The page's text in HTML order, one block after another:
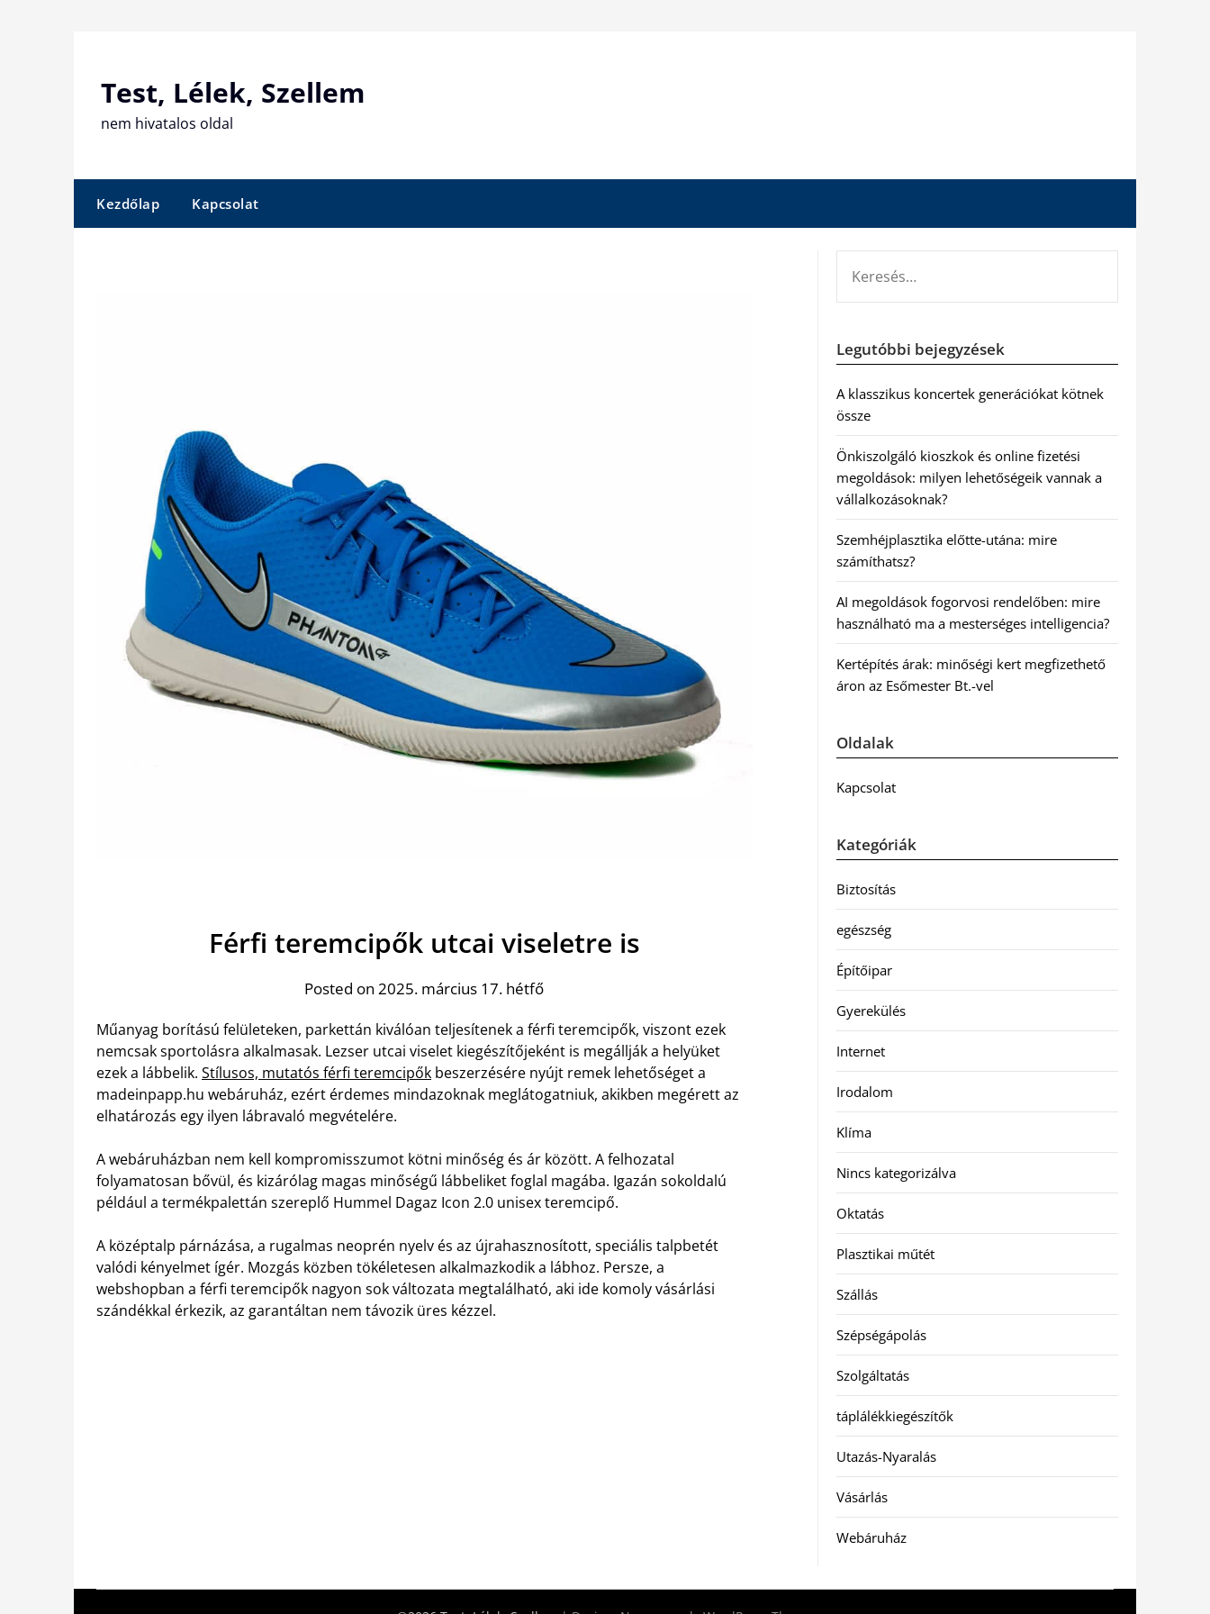
Test, Lélek, Szellem
nem hivatalos oldal
Kezdőlap Kapcsolat
Férfi teremcipők utcai viseletre is
Posted on 2025. március 17. hétfő
Műanyag borítású felületeken, parkettán kiválóan teljesítenek a férfi teremcipők, viszont ezek
nemcsak sportolásra alkalmasak. Lezser utcai viselet kiegészítőjeként is megállják a helyüket
ezek a lábbelik. Stílusos, mutatós férfi teremcipők beszerzésére nyújt remek lehetőséget a
madeinpapp.hu webáruház, ezért érdemes mindazoknak meglátogatniuk, akikben megérett az
elhatározás egy ilyen lábravaló megvételére.
A webáruházban nem kell kompromisszumot kötni minőség és ár között. A felhozatal
folyamatosan bővül, és kizárólag magas minőségű lábbeliket foglal magába. Igazán sokoldalú
például a termékpalettán szereplő Hummel Dagaz Icon 2.0 unisex teremcipő.
A középtalp párnázása, a rugalmas neoprén nyelv és az újrahasznosított, speciális talpbetét
valódi kényelmet ígér. Mozgás közben tökéletesen alkalmazkodik a lábhoz. Persze, a
webshopban a férfi teremcipők nagyon sok változata megtalálható, aki ide komoly vásárlási
szándékkal érkezik, az garantáltan nem távozik üres kézzel.
Legutóbbi bejegyzések
A klasszikus koncertek generációkat kötnek
össze
Önkiszolgáló kioszkok és online fizetési
megoldások: milyen lehetőségeik vannak a
vállalkozásoknak?
Szemhéjplasztika előtte-utána: mire
számíthatsz?
AI megoldások fogorvosi rendelőben: mire
használható ma a mesterséges intelligencia?
Kertépítés árak: minőségi kert megfizethető
áron az Esőmester Bt.-vel
Oldalak
Kapcsolat
Kategóriák
Biztosítás
egészség
Építőipar
Gyerekülés
Internet
Irodalom
Klíma
Nincs kategorizálva
Oktatás
Plasztikai műtét
Szállás
Szépségápolás
Szolgáltatás
táplálékkiegészítők
Utazás-Nyaralás
Vásárlás
Webáruház